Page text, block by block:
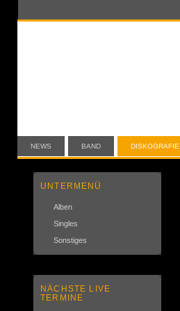
NEWS BAND DISKOGRAFIE
UNTERMENÜ
Alben
Singles
Sonstiges
NÄCHSTE LIVE
TERMINE